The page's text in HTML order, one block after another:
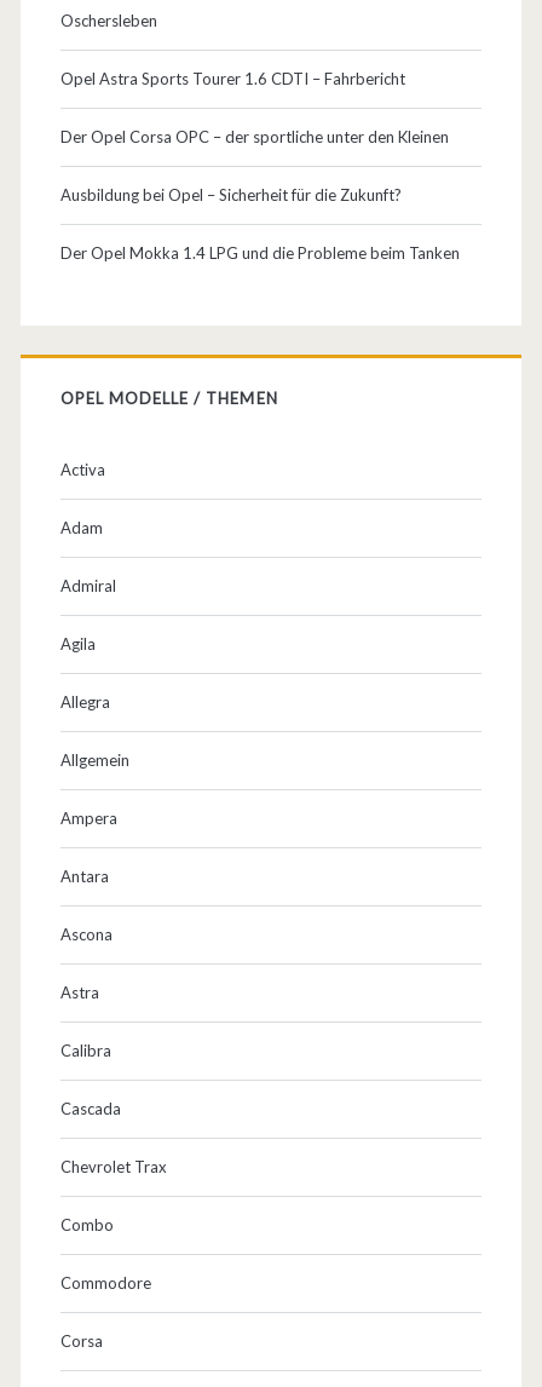
Oschersleben
Opel Astra Sports Tourer 1.6 CDTI – Fahrbericht
Der Opel Corsa OPC – der sportliche unter den Kleinen
Ausbildung bei Opel – Sicherheit für die Zukunft?
Der Opel Mokka 1.4 LPG und die Probleme beim Tanken
OPEL MODELLE / THEMEN
Activa
Adam
Admiral
Agila
Allegra
Allgemein
Ampera
Antara
Ascona
Astra
Calibra
Cascada
Chevrolet Trax
Combo
Commodore
Corsa